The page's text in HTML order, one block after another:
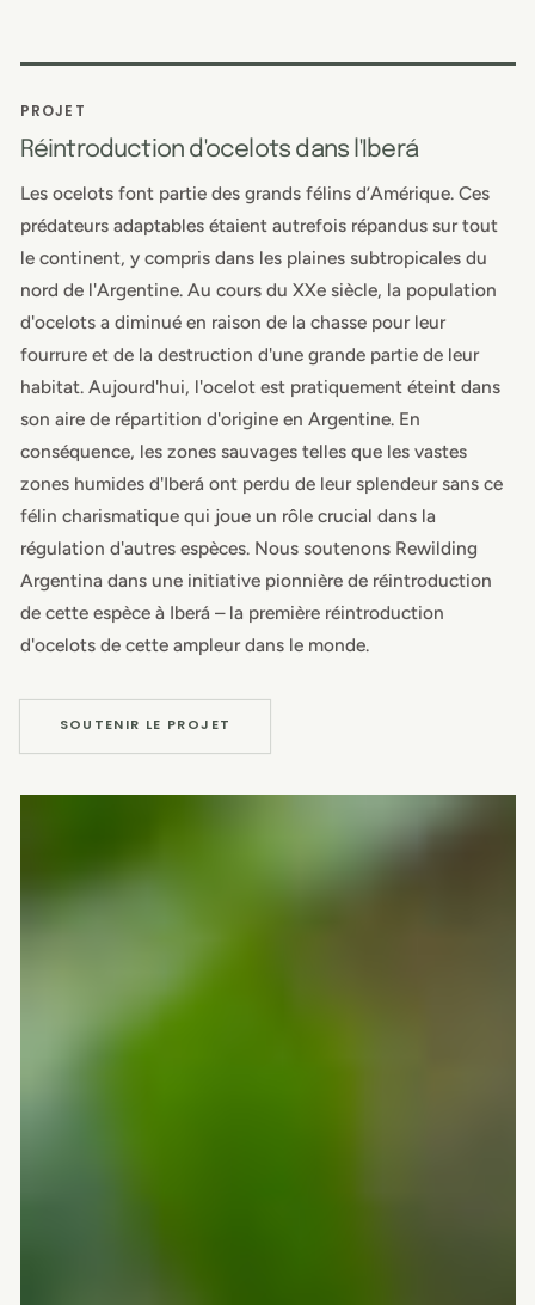
PROJET
Réintroduction d'ocelots dans l'Iberá
Les ocelots font partie des grands félins d’Amérique. Ces
prédateurs adaptables étaient autrefois répandus sur tout
le continent, y compris dans les plaines subtropicales du
nord de l'Argentine. Au cours du XXe siècle, la population
d'ocelots a diminué en raison de la chasse pour leur
fourrure et de la destruction d'une grande partie de leur
habitat. Aujourd'hui, l'ocelot est pratiquement éteint dans
son aire de répartition d'origine en Argentine. En
conséquence, les zones sauvages telles que les vastes
zones humides d'Iberá ont perdu de leur splendeur sans ce
félin charismatique qui joue un rôle crucial dans la
régulation d'autres espèces. Nous soutenons Rewilding
Argentina dans une initiative pionnière de réintroduction
de cette espèce à Iberá – la première réintroduction
d'ocelots de cette ampleur dans le monde.
SOUTENIR LE PROJET